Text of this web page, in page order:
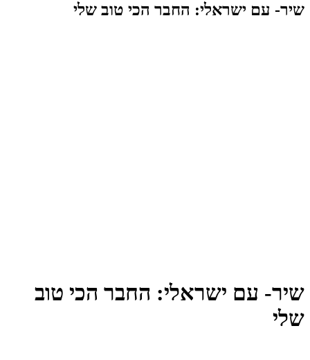
שיר- עם ישראלי: החבר הכי טוב שלי
שיר- עם ישראלי: החבר הכי טוב
שלי